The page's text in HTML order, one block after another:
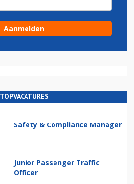
TOPVACATURES
Safety & Compliance Manager
Junior Passenger Traffic
Officer